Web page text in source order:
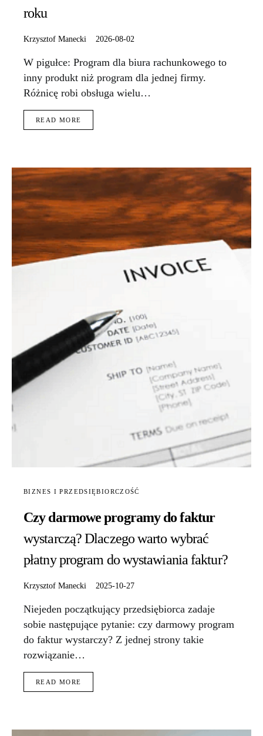
roku
Krzysztof Manecki 2026-08-02
W pigułce: Program dla biura rachunkowego to
inny produkt niż program dla jednej firmy.
Różnicę robi obsługa wielu…
READ MORE
BIZNES I PRZEDSIĘBIORCZOŚĆ
Czy darmowe programy do faktur
wystarczą? Dlaczego warto wybrać
płatny program do wystawiania faktur?
Krzysztof Manecki 2025-10-27
Niejeden początkujący przedsiębiorca zadaje
sobie następujące pytanie: czy darmowy program
do faktur wystarczy? Z jednej strony takie
rozwiązanie…
READ MORE